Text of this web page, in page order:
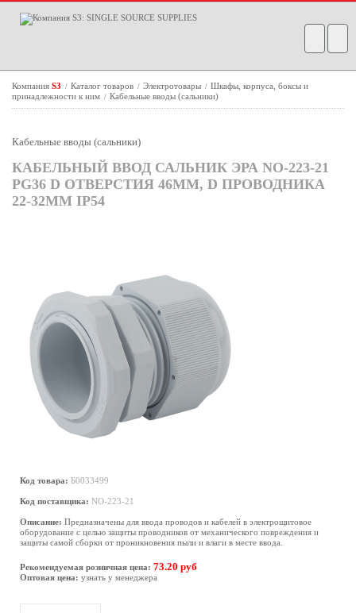
Компания S3 / Каталог товаров / Электротовары / Шкафы, корпуса, боксы и
принадлежности к ним / Кабельные вводы (сальники)
Кабельные вводы (сальники)
КАБЕЛЬНЫЙ ВВОД САЛЬНИК ЭРА NO-223-21
PG36 D ОТВЕРСТИЯ 46ММ, D ПРОВОДНИКА
22-32ММ IP54
Код товара: Б0033499
Код поставщика: NO-223-21
Описание: Предназначены для ввода проводов и кабелей в электрощитовое
оборудование с целью защиты проводников от механического повреждения и
защиты самой сборки от проникновения пыли и влаги в месте ввода.
Рекомендуемая розничная цена: 73.20 руб
Оптовая цена: узнать у менеджера